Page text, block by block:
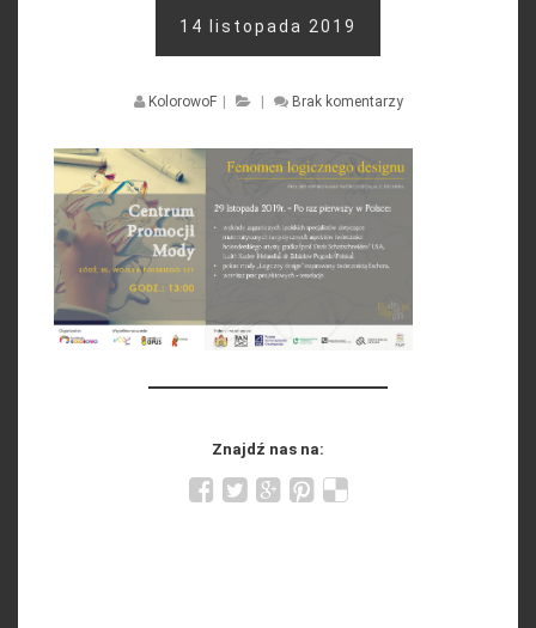
14 listopada 2019
KolorowoF Brak komentarzy
Znajdź nas na: